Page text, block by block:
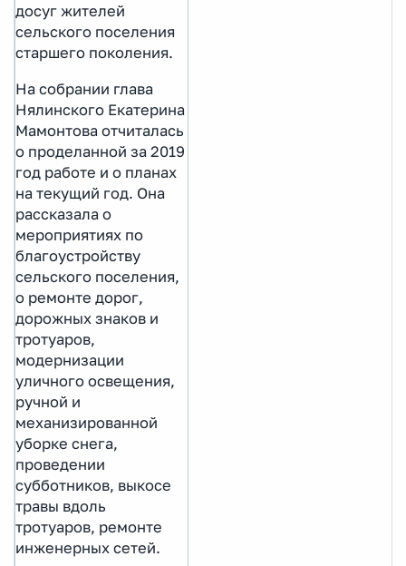
досуг жителей
сельского поселения
старшего поколения.
На собрании глава
Нялинского Екатерина
Мамонтова отчиталась
о проделанной за 2019
год работе и о планах
на текущий год. Она
рассказала о
мероприятиях по
благоустройству
сельского поселения,
о ремонте дорог,
дорожных знаков и
тротуаров,
модернизации
уличного освещения,
ручной и
механизированной
уборке снега,
проведении
субботников, выкосе
травы вдоль
тротуаров, ремонте
инженерных сетей.